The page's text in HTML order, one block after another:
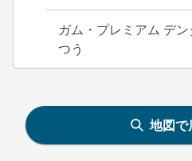
ガム・プレミアム デ
つう
地図で